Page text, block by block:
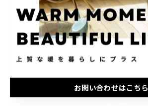
トストーブ選び方
お問い合わせはこちら